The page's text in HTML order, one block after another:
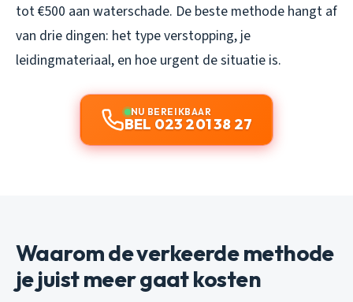
tot €500 aan waterschade. De beste methode hangt af
van drie dingen: het type verstopping, je
leidingmateriaal, en hoe urgent de situatie is.
NU BEREIKBAAR
BEL 023 201 38 27
Waarom de verkeerde methode
je juist meer gaat kosten